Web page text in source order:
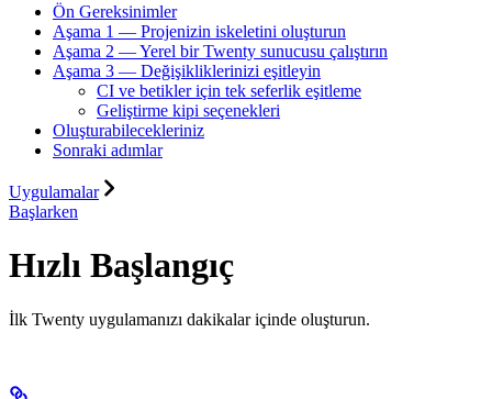
Ön Gereksinimler
Aşama 1 — Projenizin iskeletini oluşturun
Aşama 2 — Yerel bir Twenty sunucusu çalıştırın
Aşama 3 — Değişikliklerinizi eşitleyin
CI ve betikler için tek seferlik eşitleme
Geliştirme kipi seçenekleri
Oluşturabilecekleriniz
Sonraki adımlar
Uygulamalar
Başlarken
Hızlı Başlangıç
İlk Twenty uygulamanızı dakikalar içinde oluşturun.